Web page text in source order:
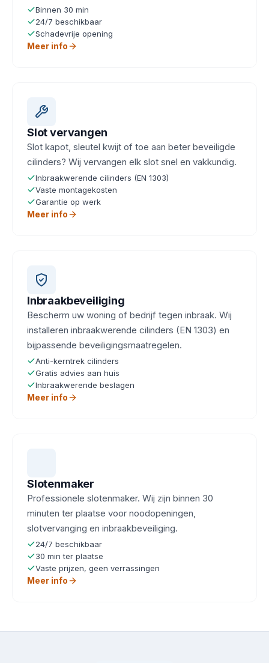
Binnen 30 min
24/7 beschikbaar
Schadevrije opening
Meer info
Slot vervangen
Slot kapot, sleutel kwijt of toe aan beter beveiligde
cilinders? Wij vervangen elk slot snel en vakkundig.
Inbraakwerende cilinders (EN 1303)
Vaste montagekosten
Garantie op werk
Meer info
Inbraakbeveiliging
Bescherm uw woning of bedrijf tegen inbraak. Wij
installeren inbraakwerende cilinders (EN 1303) en
bijpassende beveiligingsmaatregelen.
Anti-kerntrek cilinders
Gratis advies aan huis
Inbraakwerende beslagen
Meer info
Slotenmaker
Professionele slotenmaker. Wij zijn binnen 30
minuten ter plaatse voor noodopeningen,
slotvervanging en inbraakbeveiliging.
24/7 beschikbaar
30 min ter plaatse
Vaste prijzen, geen verrassingen
Meer info